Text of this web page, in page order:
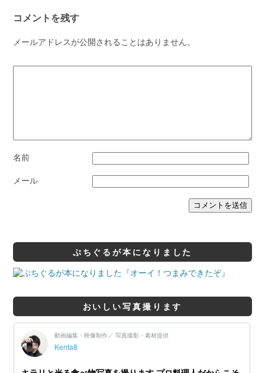
コメントを残す
メールアドレスが公開されることはありません。
名前
メール
ぷちぐるが本になりました
おいしい写真撮ります